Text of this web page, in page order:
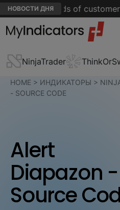
НОВОСТИ ДНЯ
for thousands of customers
NinjaTrader
HOME > ИНДИКАТОРЫ >
- SOURCE CODE
Alert
Diapazon -
Source